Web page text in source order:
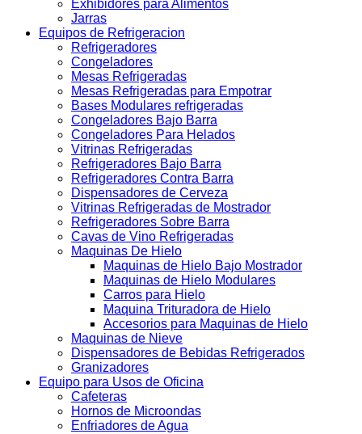
Exhibidores para Alimentos
Jarras
Equipos de Refrigeracion
Refrigeradores
Congeladores
Mesas Refrigeradas
Mesas Refrigeradas para Empotrar
Bases Modulares refrigeradas
Congeladores Bajo Barra
Congeladores Para Helados
Vitrinas Refrigeradas
Refrigeradores Bajo Barra
Refrigeradores Contra Barra
Dispensadores de Cerveza
Vitrinas Refrigeradas de Mostrador
Refrigeradores Sobre Barra
Cavas de Vino Refrigeradas
Maquinas De Hielo
Maquinas de Hielo Bajo Mostrador
Maquinas de Hielo Modulares
Carros para Hielo
Maquina Trituradora de Hielo
Accesorios para Maquinas de Hielo
Maquinas de Nieve
Dispensadores de Bebidas Refrigerados
Granizadores
Equipo para Usos de Oficina
Cafeteras
Hornos de Microondas
Enfriadores de Agua